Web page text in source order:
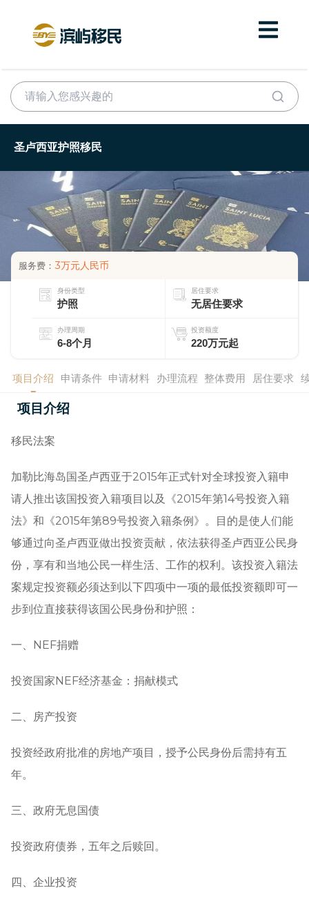
圣卢西亚护照移民
服务费： 3万元人民币
身份类型
护照
居住要求
无居住要求
办理周期
6-8个月
投资额度
220万元起
项目介绍 申请条件 申请材料 办理流程 整体费用 居住要求
项目介绍
移民法案
加勒比海岛国圣卢西亚于2015年正式针对全球投资入籍申
请人推出该国投资入籍项目以及《2015年第14号投资入籍
法》和《2015年第89号投资入籍条例》。目的是使人们能
够通过向圣卢西亚做出投资贡献，依法获得圣卢西亚公民身
份，享有和当地公民一样生活、工作的权利。该投资入籍法
案规定投资额必须达到以下四项中一项的最低投资额即可一
步到位直接获得该国公民身份和护照：
一、NEF捐赠
投资国家NEF经济基金：捐献模式
二、房产投资
投资经政府批准的房地产项目，授予公民身份后需持有五
年。
三、政府无息国债
投资政府债券，五年之后赎回。
四、企业投资